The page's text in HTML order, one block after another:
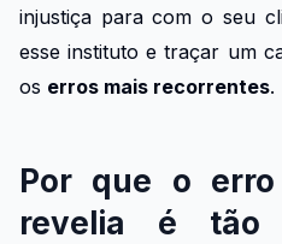
injustiça para com o seu
esse instituto e traçar um
os erros mais recorrentes.
Por que o
revelia é tão